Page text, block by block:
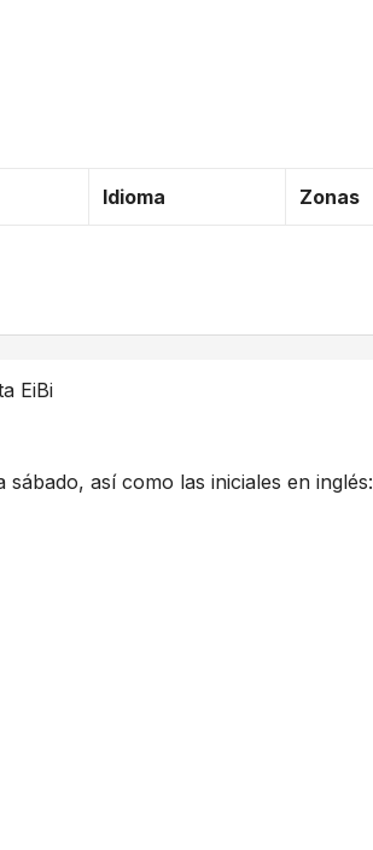
Idioma Zonas
EiBi
así como las iniciales en inglés: